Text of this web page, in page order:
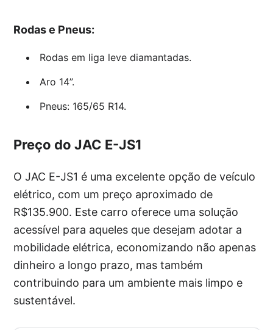
Rodas e Pneus:
Rodas em liga leve diamantadas.
Aro 14”.
Pneus: 165/65 R14.
Preço do JAC E-JS1
O JAC E-JS1 é uma excelente opção de veículo
elétrico, com um preço aproximado de
R$135.900. Este carro oferece uma solução
acessível para aqueles que desejam adotar a
mobilidade elétrica, economizando não apenas
dinheiro a longo prazo, mas também
contribuindo para um ambiente mais limpo e
sustentável.